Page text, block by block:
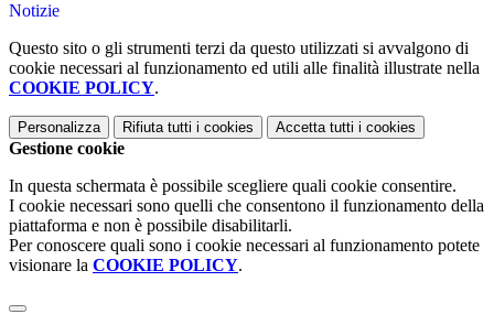
Notizie
Questo sito o gli strumenti terzi da questo utilizzati si avvalgono di
cookie necessari al funzionamento ed utili alle finalità illustrate nella
COOKIE POLICY.
Personalizza Rifiuta tutti i cookies Accetta tutti i cookies
Gestione cookie
In questa schermata è possibile scegliere quali cookie consentire.
I cookie necessari sono quelli che consentono il funzionamento della
piattaforma e non è possibile disabilitarli.
Per conoscere quali sono i cookie necessari al funzionamento potete
visionare la COOKIE POLICY.